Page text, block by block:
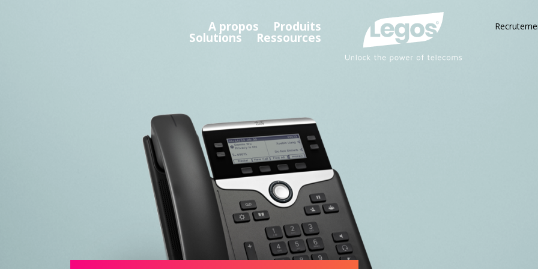
A propos Produits
Solutions Ressources